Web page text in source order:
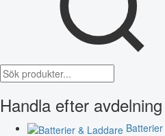
Handla efter avdelning